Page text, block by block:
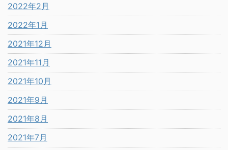
2022年2月
2022年1月
2021年12月
2021年11月
2021年10月
2021年9月
2021年8月
2021年7月